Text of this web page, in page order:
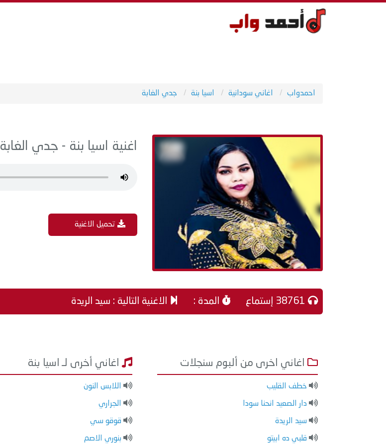
احمدواب اغاني سودانية اسيا بنة جدي الغابة
اغنية اسيا بنة - جدي الغابة MP3 - من البوم سنجلات
تحميل الاغنية
المدة : الاغنية التالية : سيد الريدة
اغاني اخرى من ألبوم سنجلات
خطف القليب
دار الصعيد انحنا سودا
سيد الريدة
قلبي ده ابيتو
اغاني أخرى لـ اسيا بنة
اللابس النون
الجراري
قوقو سي
بنوري الاصم